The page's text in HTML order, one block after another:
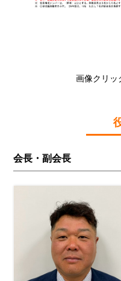
画像クリッ
会長・副会長